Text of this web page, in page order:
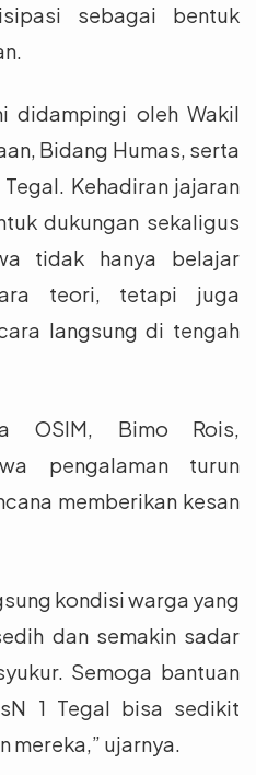
sebagai bentuk
didampingi oleh Wakil
Bidang Humas, serta
Tegal. Kehadiran jajaran
dukungan sekaligus
tidak hanya belajar
teori, tetapi juga
langsung di tengah
OSIM, Bimo Rois,
pengalaman turun
memberikan kesan
kondisi warga yang
dan semakin sadar
Semoga bantuan
1 Tegal bisa sedikit
mereka,” ujarnya.